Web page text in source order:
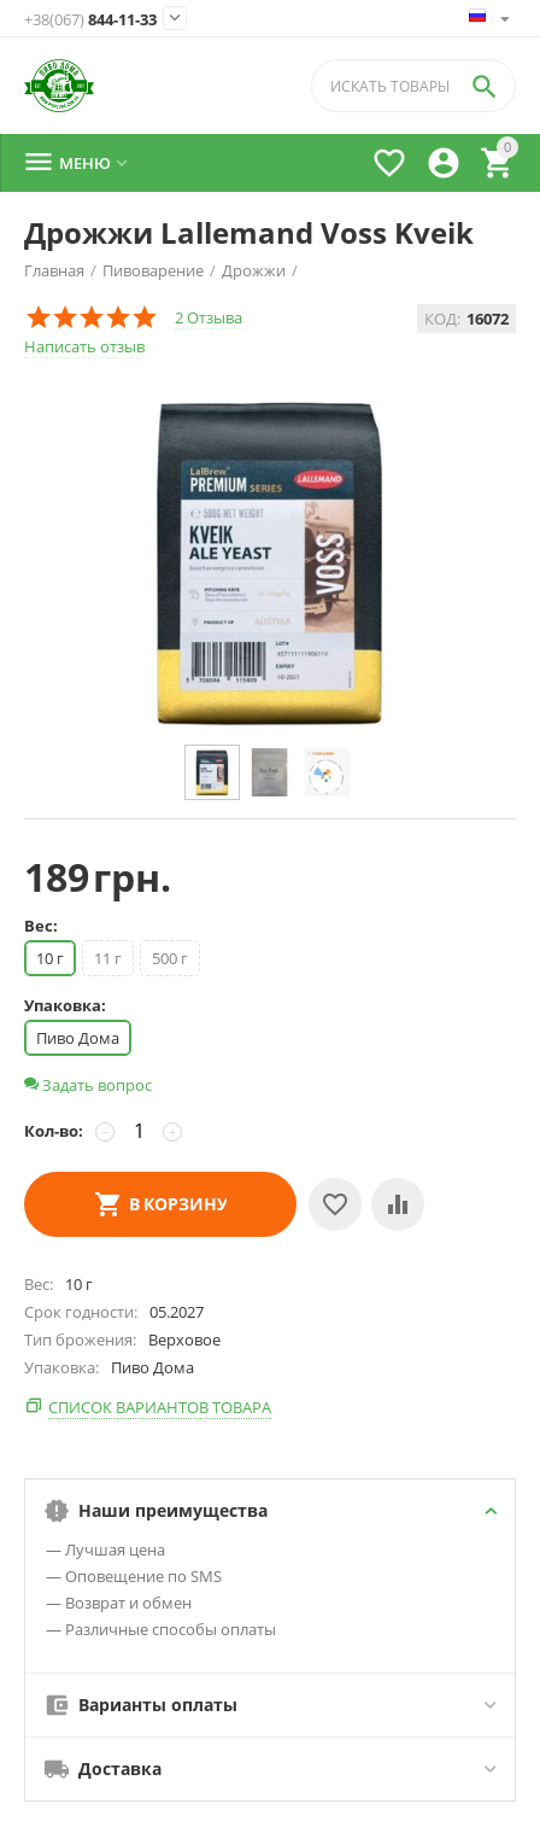
+38(067)844-11-33 
0




 МЕНЮ 
Дрожжи Lallemand Voss Kveik
Главная / Пивоварение / Дрожжи /
2 Отзыва
Написать отзыв
КОД: 16072
189грн.
Вес:
10 г
11 г 500 г
Упаковка:
Пиво Дома
Задать вопрос
Кол-во: +
−
В КОРЗИНУ
Вес
10 г
Срок годности
05.2027
Тип брожения
Верховое
Упаковка
Пиво Дома
СПИСОК ВАРИАНТОВ ТОВАРА
Наши преимущества
— Лучшая цена
— Оповещение по SMS
— Возврат и обмен
— Различные способы оплаты
Варианты оплаты
Доставка